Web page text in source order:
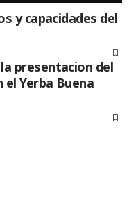
y capacidades del
presentacion del
el Yerba Buena